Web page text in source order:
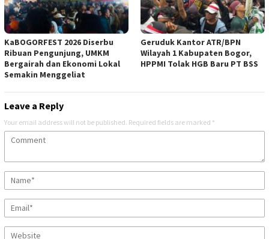
KaBOGORFEST 2026 Diserbu
Ribuan Pengunjung, UMKM
Bergairah dan Ekonomi Lokal
Semakin Menggeliat
Geruduk Kantor ATR/BPN
Wilayah 1 Kabupaten Bogor,
HPPMI Tolak HGB Baru PT BSS
Leave a Reply
Your email address will not be published. Required fields are marked *